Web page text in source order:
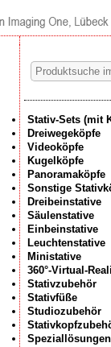
Stativ-Sets (mit
Dreiwegeköpfe
Videoköpfe
Kugelköpfe
Panoramaköpfe
Sonstige
Dreibeinstative
Säulenstative
Einbeinstative
Leuchtenstative
Ministative
360°-Virtual-
Stativzubehör
Stativfüße
Studiozubehör
Speziallösungen